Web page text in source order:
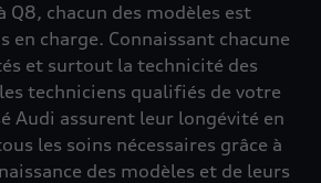
Q8, chacun des modèles est
charge. Connaissant chacune
et surtout la technicité des
techniciens qualifiés de votre
Audi assurent leur longévité en
les soins nécessaires grâce à
des modèles et de leurs